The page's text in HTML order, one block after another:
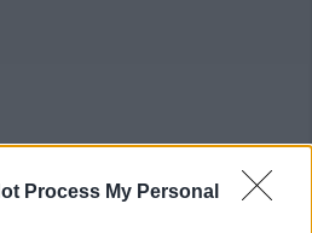
Process My Personal